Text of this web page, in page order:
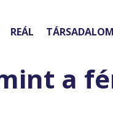
REÁL TÁRSADALOM
a